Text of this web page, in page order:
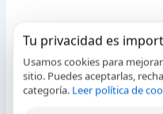
Tu privacidad es
Usamos cookies para
sitio. Puedes aceptarlas,
categoría. Leer política de